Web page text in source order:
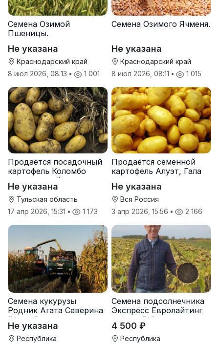
Семена Озимой
Пшеницы.
Не указана
Краснодарский край
8 июл 2026, 08:13 • 1 001
Семена Озимого Ячменя.
Не указана
Краснодарский край
8 июл 2026, 08:11 • 1 015
Продаётся посадочный
картофель Коломбо
оптом от трёх тонн
Не указана
Тульская область
17 апр 2026, 15:31 • 1 173
Продаётся семенной
картофель Алуэт, Гала
Не указана
Вся Россия
3 апр 2026, 15:56 • 2 166
Семена кукурузы
Родник Агата Северина
Берта Вилора
Прохладненский Дарина
Росс Машук Катерина
Не указана
Республика
Семена подсолнечника
Экспресс Евролайтинг
гибрид F-G+
4 500 ₽
Республика